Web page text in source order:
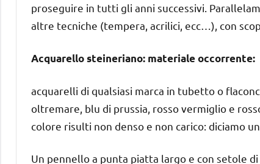
proseguire in tutti gli anni successivi.
altre tecniche (tempera, acrilici, ecc…), con
Acquarello steineriano: materiale occorrente:
acquarelli di qualsiasi marca in tubetto o
oltremare, blu di prussia, rosso vermiglio e
colore risulti non denso e non carico: diciamo
Un pennello a punta piatta largo e con setole